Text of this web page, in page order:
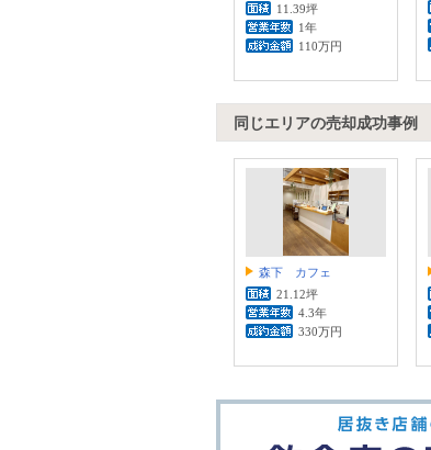
11.39坪
1年
110万円
同じエリアの売却成功事例
森下 カフェ
21.12坪
4.3年
330万円